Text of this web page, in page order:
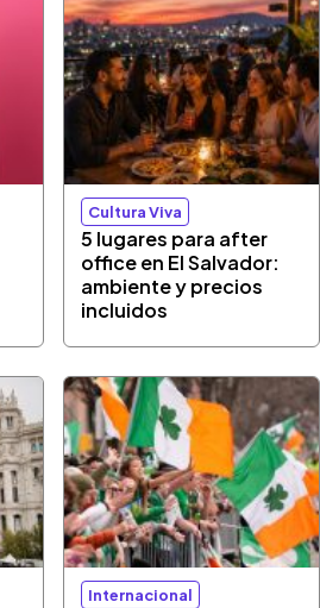
Cultura Viva
5 lugares para after
office en El Salvador:
ambiente y precios
incluidos
Internacional